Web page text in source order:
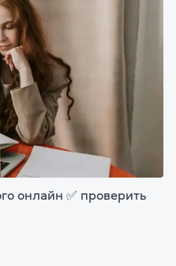
онлайн ✅ проверить